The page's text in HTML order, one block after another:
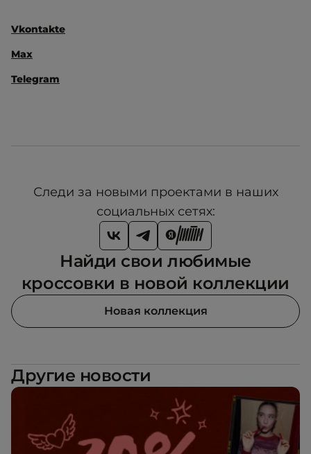
Vkontakte
Max
Telegram
Следи за новыми проектами в наших
социальных сетях:
Найди свои любимые
кроссовки в новой коллекции
Новая коллекция
Другие новости